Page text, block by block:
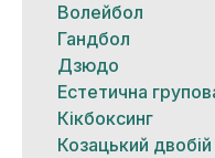
Волейбол
Гандбол
Дзюдо
Естетична
Кікбоксинг
Козацький двобій